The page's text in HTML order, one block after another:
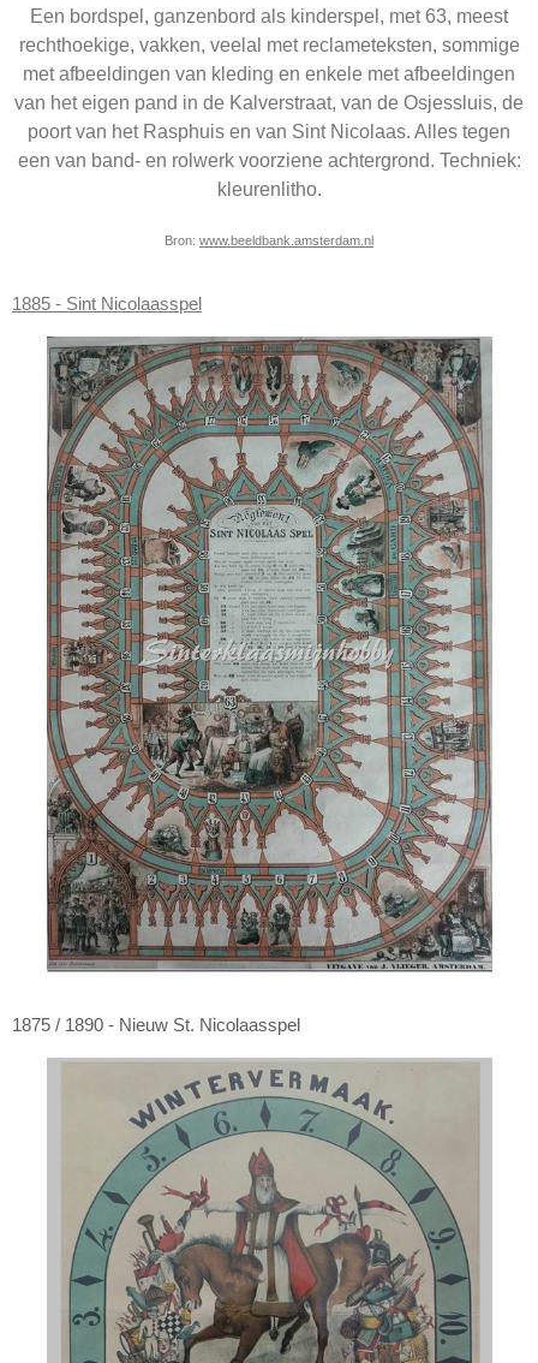
Een bordspel, ganzenbord als kinderspel, met 63, meest
rechthoekige, vakken, veelal met reclameteksten, sommige
met afbeeldingen van kleding en enkele met afbeeldingen
van het eigen pand in de Kalverstraat, van de Osjessluis, de
poort van het Rasphuis en van Sint Nicolaas. Alles tegen
een van band- en rolwerk voorziene achtergrond. Techniek:
kleurenlitho.
Bron: www.beeldbank.amsterdam.nl
1885 - Sint Nicolaasspel
1875 / 1890 - Nieuw St. Nicolaasspel